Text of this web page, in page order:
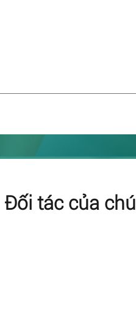
Đối tác của